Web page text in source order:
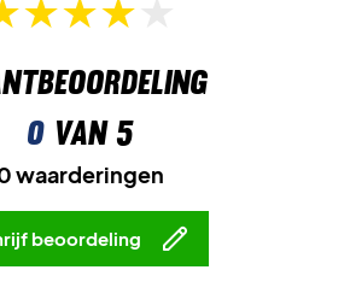
0van 5
waarderingen
beoordeling